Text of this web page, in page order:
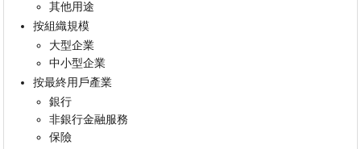
其他用途
按組織規模
大型企業
中小型企業
按最終用戶產業
銀行
非銀行金融服務
保險